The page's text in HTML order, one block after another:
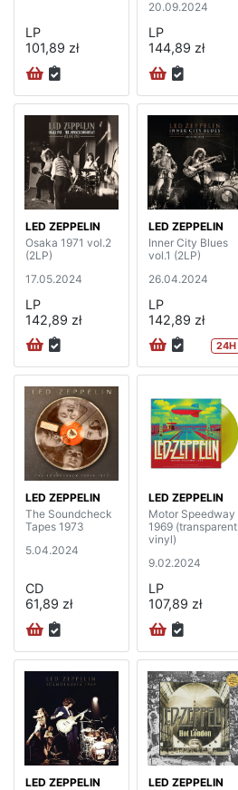
LP
101,89 zł
20.09.2024
LP
144,89 zł
LED ZEPPELIN
Osaka 1971 vol.2
(2LP)
17.05.2024
LP
142,89 zł
LED ZEPPELIN
Inner City Blues
vol.1 (2LP)
26.04.2024
LP
142,89 zł
24H
LED ZEPPELIN
The Soundcheck
Tapes 1973
5.04.2024
CD
61,89 zł
LED ZEPPELIN
Motor Speedway
1969 (transparent
vinyl)
9.02.2024
LP
107,89 zł
LED ZEPPELIN
LED ZEPPELIN